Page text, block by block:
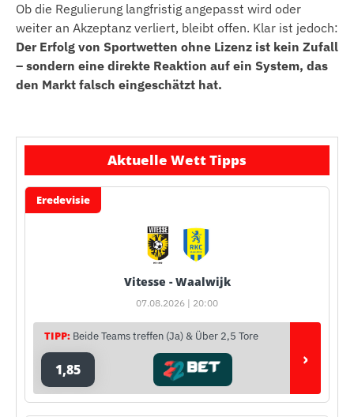
Ob die Regulierung langfristig angepasst wird oder
weiter an Akzeptanz verliert, bleibt offen. Klar ist jedoch:
Der Erfolg von Sportwetten ohne Lizenz ist kein Zufall
– sondern eine direkte Reaktion auf ein System, das
den Markt falsch eingeschätzt hat.
Aktuelle Wett Tipps
Eredevisie
Vitesse - Waalwijk
07.08.2026 | 20:00
TIPP: Beide Teams treffen (Ja) & Über 2,5 Tore
1,85 ›